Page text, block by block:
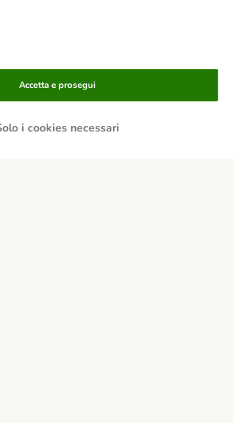
Paga tramite bonifico.
i cookies necessari
Accetta e prosegui